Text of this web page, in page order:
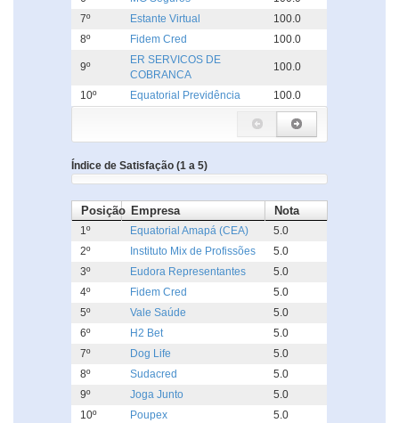
7º
Estante Virtual
100.0
8º
Fidem Cred 100.0
9º
ER SERVICOS DE
COBRANCA
100.0
10º Equatorial Previdência 100.0
Índice de Satisfação (1 a 5)
Posição Empresa Nota
1º Equatorial Amapá (CEA)
5.0
2º
Instituto Mix de Profissões
5.0
3º
Eudora Representantes
5.0
4º
Fidem Cred
5.0
5º
Vale Saúde
5.0
6º
H2 Bet
5.0
7º
Dog Life
5.0
8º
Sudacred
5.0
9º
Joga Junto
5.0
10º
Poupex 5.0